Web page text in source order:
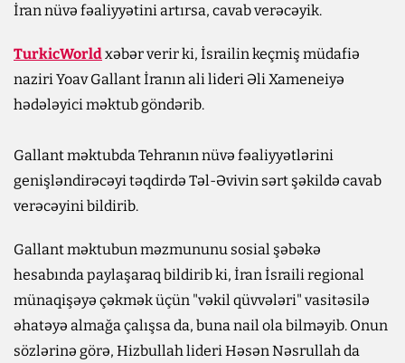
İran nüvə fəaliyyətini artırsa, cavab verəcəyik.
TurkicWorldxəbər verir ki, İsrailin keçmiş müdafiə
naziri Yoav Gallant İranın ali lideri Əli Xameneiyə
hədələyici məktub göndərib.
Gallant məktubda Tehranın nüvə fəaliyyətlərini
genişləndirəcəyi təqdirdə Təl-Əvivin sərt şəkildə cavab
verəcəyini bildirib.
Gallant məktubun məzmununu sosial şəbəkə
hesabında paylaşaraq bildirib ki, İran İsraili regional
münaqişəyə çəkmək üçün "vəkil qüvvələri" vasitəsilə
əhatəyə almağa çalışsa da, buna nail ola bilməyib. Onun
sözlərinə görə, Hizbullah lideri Həsən Nəsrullah da